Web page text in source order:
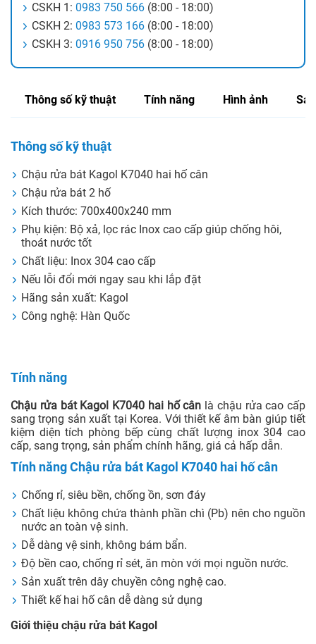
CSKH 1: 0983 750 566 (8:00 - 18:00)
CSKH 2: 0983 573 166 (8:00 - 18:00)
CSKH 3: 0916 950 756 (8:00 - 18:00)
Thông số kỹ thuật Tính năng Hình ảnh
Thông số kỹ thuật
Chậu rửa bát Kagol K7040 hai hố cân
Chậu rửa bát 2 hố
Kích thước: 700x400x240 mm
Phụ kiện: Bộ xả, lọc rác Inox cao cấp giúp chống hôi,
thoát nước tốt
Chất liệu: Inox 304 cao cấp
Nếu lỗi đổi mới ngay sau khi lắp đặt
Hãng sản xuất: Kagol
Công nghệ: Hàn Quốc
Tính năng
Chậu rửa bát Kagol K7040 hai hố cân là chậu rửa cao cấp
sang trọng sản xuất tại Korea. Với thiết kế âm bàn giúp tiết
kiệm diện tích phòng bếp cùng chất lượng inox 304 cao
cấp, sang trọng, sản phẩm chính hãng, giá cả hấp dẫn.
Tính năng Chậu rửa bát Kagol K7040 hai hố cân
Chống rỉ, siêu bền, chống ồn, sơn đáy
Chất liệu không chứa thành phần chì (Pb) nên cho nguồn
nước an toàn vệ sinh.
Dễ dàng vệ sinh, không bám bẩn.
Độ bền cao, chống rỉ sét, ăn mòn với mọi nguồn nước.
Sản xuất trên dây chuyền công nghệ cao.
Thiết kế hai hố cân dễ dàng sử dụng
Giới thiệu chậu rửa bát Kagol